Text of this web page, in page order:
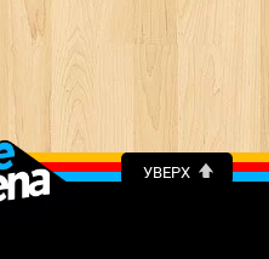
УВЕРХ